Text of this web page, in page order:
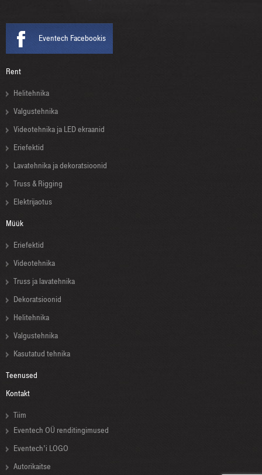
Eventech Facebookis
Rent
Helitehnika
Valgustehnika
Videotehnika ja LED ekraanid
Eriefektid
Lavatehnika ja dekoratsioonid
Truss & Rigging
Elektrijaotus
Müük
Eriefektid
Videotehnika
Truss ja lavatehnika
Dekoratsioonid
Helitehnika
Valgustehnika
Kasutatud tehnika
Teenused
Kontakt
Tiim
Eventech OÜ renditingimused
Eventech’i LOGO
Autorikaitse